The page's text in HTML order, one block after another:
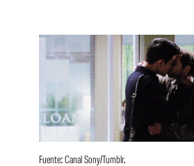
Fuente: Canal Sony/Tumblr.